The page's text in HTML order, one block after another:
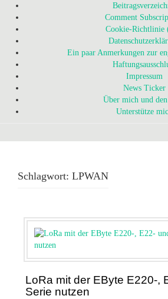
Comment
Cookie-Richtlinie
Ein paar Anmerkungen zur
Impressum
News Ticker
Über mich und
Unterstütze
Schlagwort: LPWAN
LoRa mit der EByte E220-,
Serie nutzen